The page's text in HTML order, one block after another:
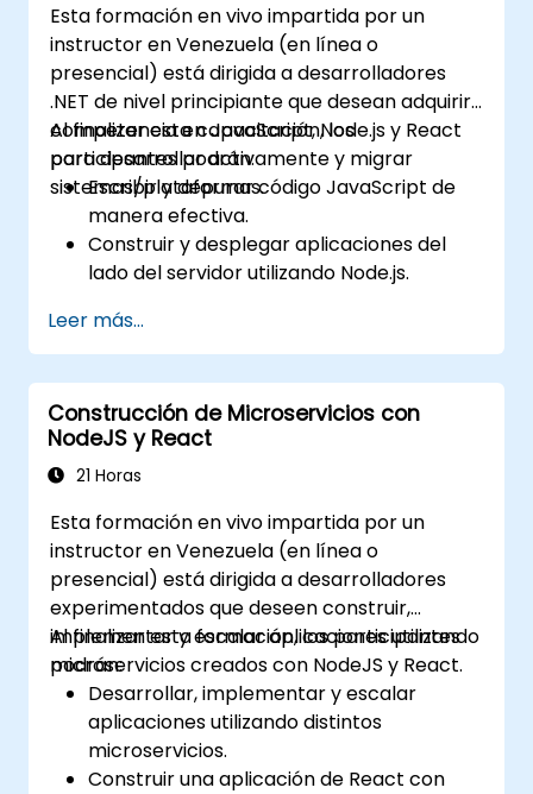
Esta formación en vivo impartida por un
instructor en Venezuela (en línea o
presencial) está dirigida a desarrolladores
.NET de nivel principiante que desean adquirir
competencia en JavaScript, Node.js y React
para desarrollar activamente y migrar
sistemas/plataformas.
Al finalizar esta capacitación, los
participantes podrán:
Escribir y depurar código JavaScript de
manera efectiva.
Construir y desplegar aplicaciones del
lado del servidor utilizando Node.js.
dinámicas y responsivas con React.
Integrar componentes front-end y back-
end para crear aplicaciones full-stack.
Comprender las mejores prácticas para
migrar sistemas legacy a plataformas
basadas en JavaScript moderno.
Leer más...
Construcción de Microservicios con
NodeJS y React
21 Horas
Esta formación en vivo impartida por un
instructor en Venezuela (en línea o
presencial) está dirigida a desarrolladores
experimentados que deseen construir,
implementar y escalar aplicaciones utilizando
microservicios creados con NodeJS y React.
Al finalizar esta formación, los participantes
podrán:
Desarrollar, implementar y escalar
aplicaciones utilizando distintos
microservicios.
Construir una aplicación de React con